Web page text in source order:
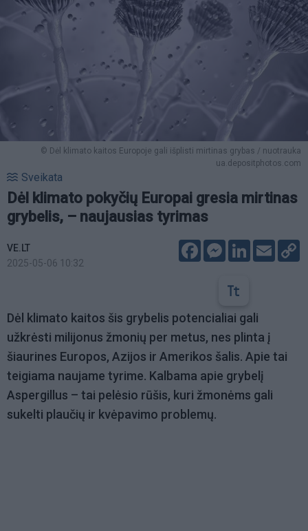
© Dėl klimato kaitos Europoje gali išplisti mirtinas grybas / nuotrauka
ua.depositphotos.com
Sveikata
Dėl klimato pokyčių Europai gresia mirtinas
grybelis, – naujausias tyrimas
VE.LT
2025-05-06 10:32
FacebookMessenger
LinkedIn
Email
Dėl klimato kaitos šis grybelis potencialiai gali
užkrėsti milijonus žmonių per metus, nes plinta į
šiaurines Europos, Azijos ir Amerikos šalis. Apie tai
teigiama naujame tyrime. Kalbama apie grybelį
Aspergillus – tai pelėsio rūšis, kuri žmonėms gali
sukelti plaučių ir kvėpavimo problemų.